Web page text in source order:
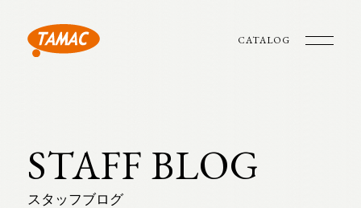
CATALOG
STAFF BLOG
スタッフブログ